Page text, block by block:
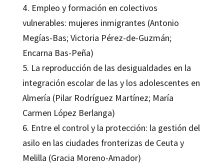
4. Empleo y formación en colectivos
vulnerables: mujeres inmigrantes (Antonio
Megías-Bas; Victoria Pérez-de-Guzmán;
Encarna Bas-Peña)
5. La reproducción de las desigualdades en la
integración escolar de las y los adolescentes en
Almería (Pilar Rodríguez Martínez; María
Carmen López Berlanga)
6. Entre el control y la protección: la gestión del
asilo en las ciudades fronterizas de Ceuta y
Melilla (Gracia Moreno-Amador)